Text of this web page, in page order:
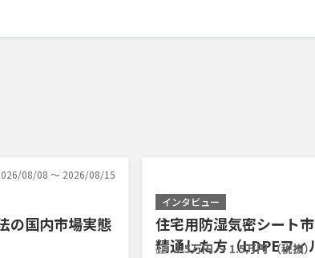
08/08 〜 2026/08/15
の国内市場実態
インタビュー
住宅用防湿気密シート
精通した方（LDPEフ
1.5万円 〜 1.5万円 （税抜）